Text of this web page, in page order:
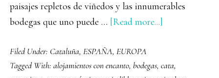
paisajes repletos de viñedos y las innumerables
bodegas que uno puede … [Read more...]
y
Filed Under: Cataluña, ESPAÑA, EUROPA
Tagged With: alojamientos con encanto, bodegas, cata,